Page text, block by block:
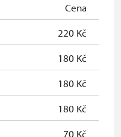
Cena
220 Kč
180 Kč
180 Kč
180 Kč
70 Kč